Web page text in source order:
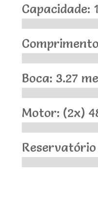
Capacidade:
Boca: 3.27
Motor: (2x)